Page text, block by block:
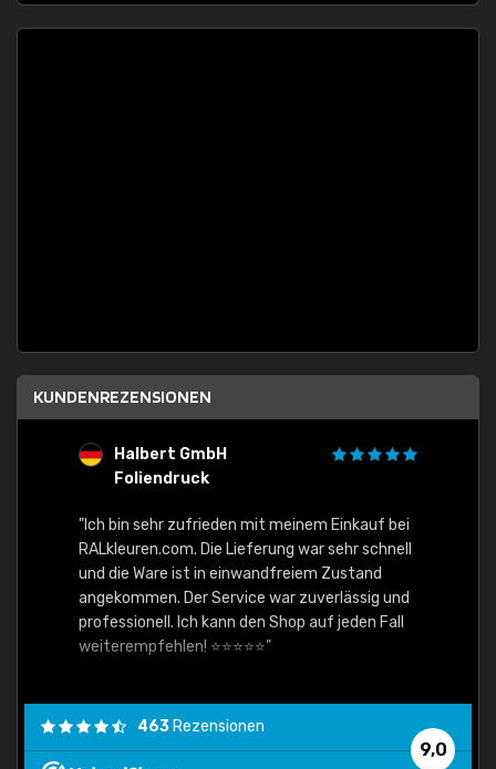
KUNDENREZENSIONEN
Halbert GmbH
Foliendruck
"Ich bin sehr zufrieden mit meinem Einkauf bei
RALkleuren.com. Die Lieferung war sehr schnell
und die Ware ist in einwandfreiem Zustand
angekommen. Der Service war zuverlässig und
professionell. Ich kann den Shop auf jeden Fall
weiterempfehlen! ⭐⭐⭐⭐⭐"
9,0
463 Rezensionen